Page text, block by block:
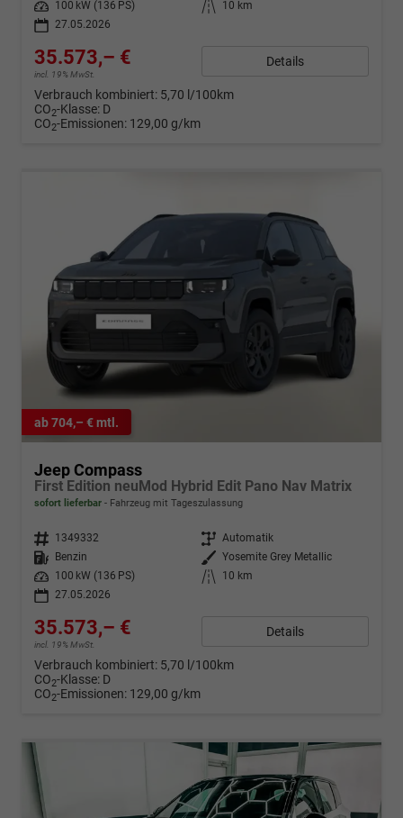
Leistung
100 kW (136 PS) Kilometerstand
10 km
27.05.2026
35.573,– €
incl. 19% MwSt.
Details
Verbrauch kombiniert: 5,70 l/100km
CO2-Klasse: D
CO2-Emissionen: 129,00 g/km
ab 704,– € mtl.
Jeep Compass
First Edition neuMod Hybrid Edit Pano Nav Matrix
sofort lieferbar Fahrzeug mit Tageszulassung
Fahrzeugnr. 1349332 Getriebe Automatik
Kraftstoff
Benzin Außenfarbe Yosemite Grey Metallic
Leistung
100 kW (136 PS) Kilometerstand
10 km
27.05.2026
35.573,– €
incl. 19% MwSt.
Details
Verbrauch kombiniert: 5,70 l/100km
CO2-Klasse: D
CO2-Emissionen: 129,00 g/km